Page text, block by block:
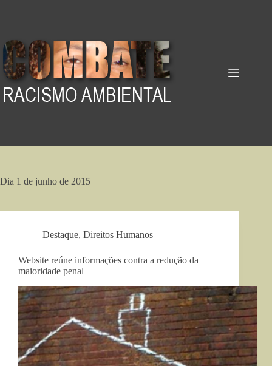
Dia 1 de junho de 2015
Destaque, Direitos Humanos
Website reúne informações contra a redução da
maioridade penal